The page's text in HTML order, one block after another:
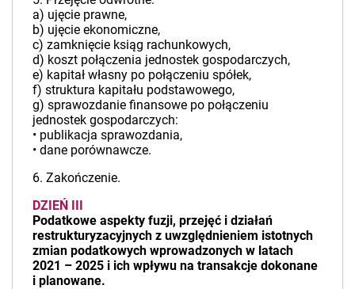
a) ujęcie prawne,
b) ujęcie ekonomiczne,
c) zamknięcie ksiąg rachunkowych,
d) koszt połączenia jednostek gospodarczych,
e) kapitał własny po połączeniu spółek,
f) struktura kapitału podstawowego,
g) sprawozdanie finansowe po połączeniu
jednostek gospodarczych:
• publikacja sprawozdania,
• dane porównawcze.
6. Zakończenie.
DZIEŃ III
Podatkowe aspekty fuzji, przejęć i działań
restrukturyzacyjnych z uwzględnieniem istotnych
zmian podatkowych wprowadzonych w latach
2021 – 2025 i ich wpływu na transakcje dokonane
i planowane.